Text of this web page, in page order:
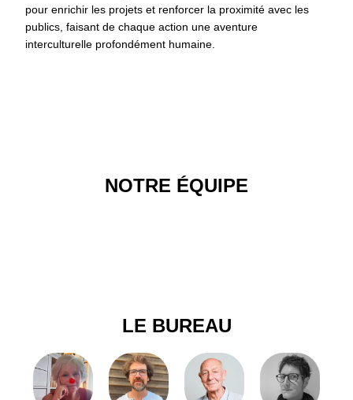
pour enrichir les projets et renforcer la proximité avec les
publics, faisant de chaque action une aventure
interculturelle profondément humaine.
NOTRE ÉQUIPE
LE BUREAU